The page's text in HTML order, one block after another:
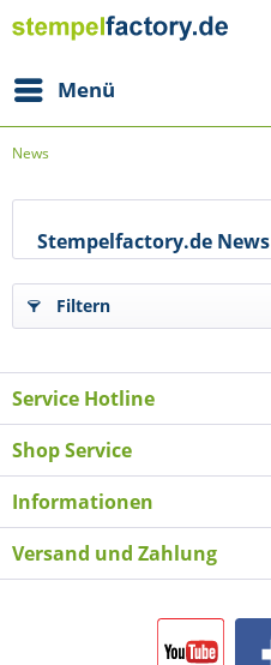
Menü
News
Stempelfactory.de News
Filtern
Service Hotline
Shop Service
Informationen
Versand und Zahlung